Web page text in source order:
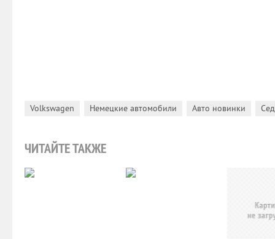
Volkswagen Немецкие автомобили Авто новинки
ЧИТАЙТЕ ТАКЖЕ